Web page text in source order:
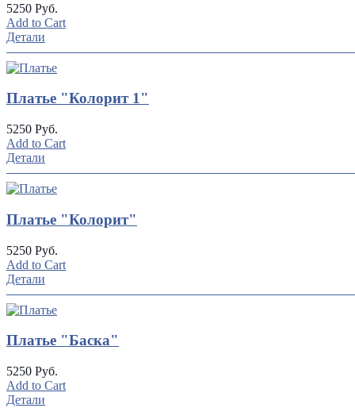
5250 Руб.
Add to Cart
Детали
Платье "Колорит 1"
5250 Руб.
Add to Cart
Детали
Платье "Колорит"
5250 Руб.
Add to Cart
Детали
Платье "Баска"
5250 Руб.
Add to Cart
Детали